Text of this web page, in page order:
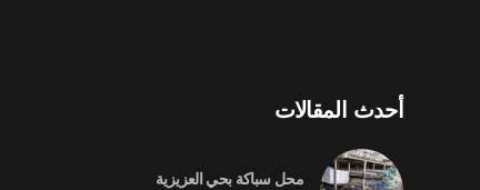
أحدث المقالات
محل سباكة بحي العزيزية